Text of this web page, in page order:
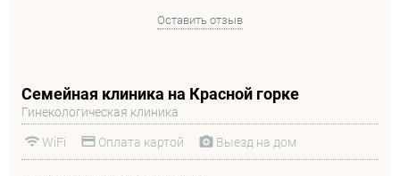
Оставить отзыв
Семейная клиника на Красной горке
Гинекологическая клиника
WiFi Оплата картой Выезд на дом